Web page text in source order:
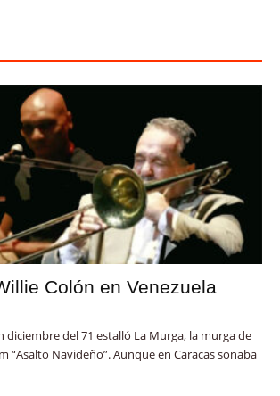
Colón en Venezuela
diciembre del 71 estalló La Murga, la murga de
“Asalto Navideño”. Aunque en Caracas sonaba